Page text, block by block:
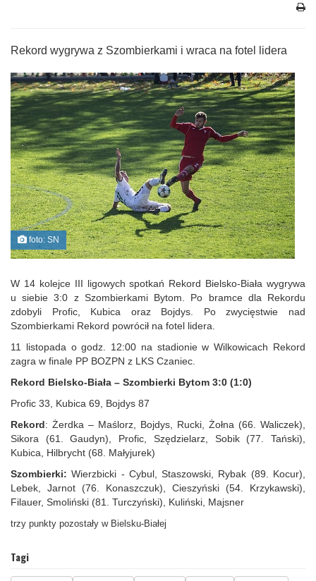
Rekord wygrywa z Szombierkami i wraca na fotel lidera
foto: SN
W 14 kolejce III ligowych spotkań Rekord Bielsko-Biała wygrywa
u siebie 3:0 z Szombierkami Bytom. Po bramce dla Rekordu
zdobyli Profic, Kubica oraz Bojdys. Po zwycięstwie nad
Szombierkami Rekord powrócił na fotel lidera.
11 listopada o godz. 12:00 na stadionie w Wilkowicach Rekord
zagra w finale PP BOZPN z LKS Czaniec.
Rekord Bielsko-Biała – Szombierki Bytom 3:0 (1:0)
Profic 33, Kubica 69, Bojdys 87
Rekord: Żerdka – Maślorz, Bojdys, Rucki, Żołna (66. Waliczek),
Sikora (61. Gaudyn), Profic, Szędzielarz, Sobik (77. Tański),
Kubica, Hilbrycht (68. Małyjurek)
Szombierki: Wierzbicki - Cybul, Staszowski, Rybak (89. Kocur),
Lebek, Jarnot (76. Konaszczuk), Cieszyński (54. Krzykawski),
Filauer, Smoliński (81. Turczyński), Kuliński, Majsner
trzy punkty pozostały w Bielsku-Białej
Tagi